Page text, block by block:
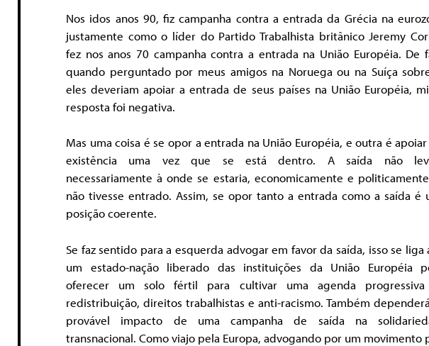
Nos idos anos 90, fiz campanha contra a entrada da Grécia na
justamente como o líder do Partido Trabalhista britânico Jeremy
fez nos anos 70 campanha contra a entrada na União Européia. De
quando perguntado por meus amigos na Noruega ou na Suíça
eles deveriam apoiar a entrada de seus países na União Européia,
resposta foi negativa.
Mas uma coisa é se opor a entrada na União Européia, e outra é apoiar
existência uma vez que se está dentro. A saída não
necessariamente à onde se estaria, economicamente e
não tivesse entrado. Assim, se opor tanto a entrada como a saída é
posição coerente.
Se faz sentido para a esquerda advogar em favor da saída, isso se liga
um estado-nação liberado das instituições da União Européia
oferecer um solo fértil para cultivar uma agenda
redistribuição, direitos trabalhistas e anti-racismo. Também
provável impacto de uma campanha de saída na
transnacional. Como viajo pela Europa, advogando por um movimento